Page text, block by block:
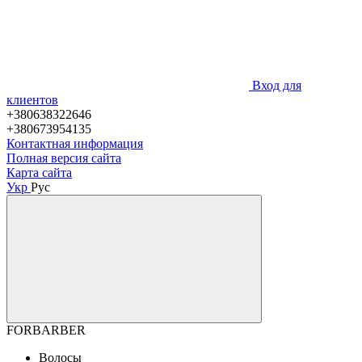
Вход для
клиентов
+380638322646
+380673954135
Контактная информация
Полная версия сайта
Карта сайта
Укр Рус
FORBARBER
Волосы